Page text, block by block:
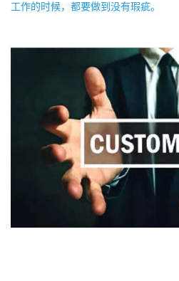
工作的时候，都要做到没有瑕疵。